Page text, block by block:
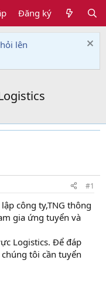
Đăng ký
lên
#1
công ty,TNG thông
gia ứng tuyển và
Logistics. Để đáp
tôi cần tuyển